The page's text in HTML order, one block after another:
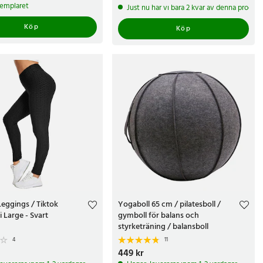
Köp
259 kr
Just nu har vi bara 2 kvar av denna produkt
Köp
/ Tiktok
Large - Svart
4
Yogaboll 65 cm / pilatesboll /
gymboll för balans och
styrketräning / balansboll
11
Pris: 449 kr
449 kr